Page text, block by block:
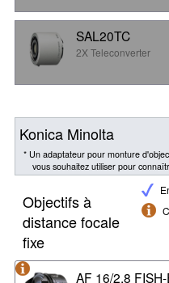
SAL20TC
2X Teleconverter
Konica Minolta
* Un adaptateur pour monture
vous souhaitez utiliser pour
Objectifs à
distance focale
fixe
AF 16/2.8